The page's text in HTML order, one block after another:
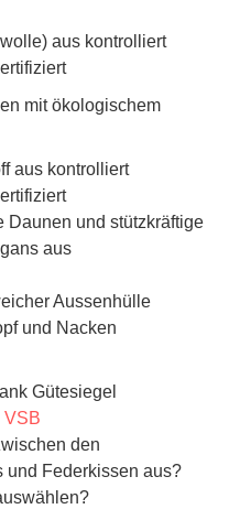
aus kontrolliert
mit ökologischem
aus kontrolliert
Daunen und stützkräftige
aus
Aussenhülle
und Nacken
Gütesiegel
VSB
den
und Federkissen aus?